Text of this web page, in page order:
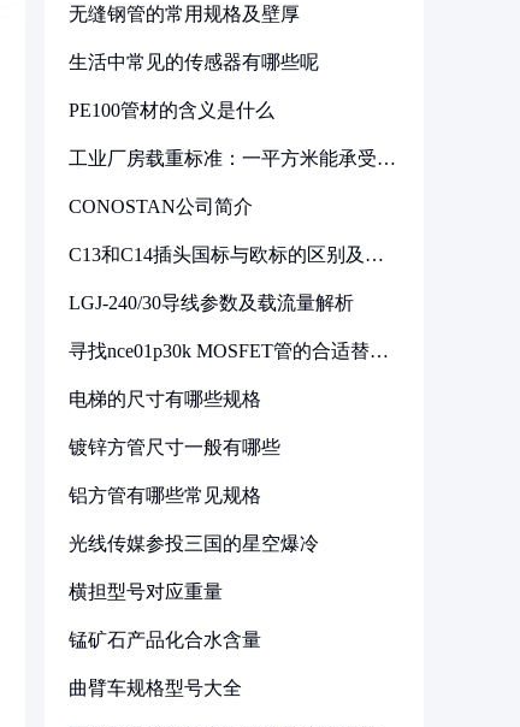
无缝钢管的常用规格及壁厚
生活中常见的传感器有哪些呢
PE100管材的含义是什么
工业厂房载重标准：一平方米能承受多
CONOSTAN公司简介
C13和C14插头国标与欧标的区别及其
LGJ-240/30导线参数及载流量解析
寻找nce01p30k MOSFET管的合适替代
电梯的尺寸有哪些规格
镀锌方管尺寸一般有哪些
铝方管有哪些常见规格
光线传媒参投三国的星空爆冷
横担型号对应重量
锰矿石产品化合水含量
曲臂车规格型号大全